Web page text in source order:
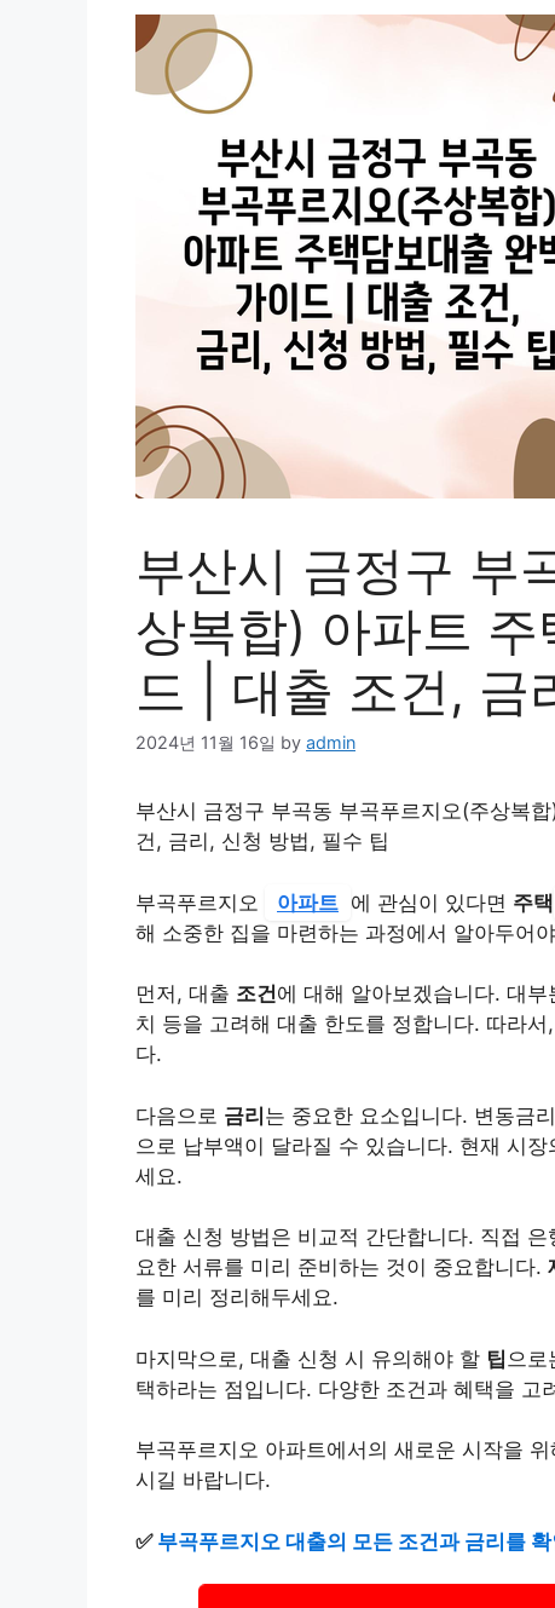
부산시 금정구 부
상복합) 아파트
드 | 대출 조건, 금
2024년 11월 16일 by admin
부산시 금정구 부곡동 부곡푸르지오(주상복
건, 금리, 신청 방법, 필수 팁
부곡푸르지오 아파트 에 관심이 있다면 주택
해 소중한 집을 마련하는 과정에서 알아두어
먼저, 대출 조건에 대해 알아보겠습니다. 대
치 등을 고려해 대출 한도를 정합니다. 따라
다.
다음으로 금리는 중요한 요소입니다. 변동금
으로 납부액이 달라질 수 있습니다. 현재 시
세요.
대출 신청 방법은 비교적 간단합니다. 직접 은
요한 서류를 미리 준비하는 것이 중요합니다.
를 미리 정리해두세요.
마지막으로, 대출 신청 시 유의해야 할 팁 으로
택하라는 점입니다. 다양한 조건과 혜택을 고
부곡푸르지오 아파트에서의 새로운 시작을
시길 바랍니다.
✅ 부곡푸르지오 대출의 모든 조건과 금리를